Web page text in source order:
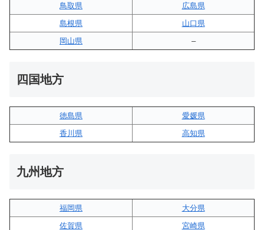
鳥取県
広島県
島根県
山口県
岡山県
–
四国地方
徳島県
愛媛県
香川県
高知県
九州地方
福岡県
大分県
佐賀県
宮崎県